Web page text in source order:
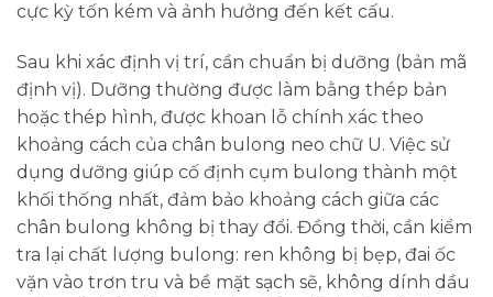
cực kỳ tốn kém và ảnh hưởng đến kết cấu.
Sau khi xác định vị trí, cần chuẩn bị dưỡng (bản mã
định vị). Dưỡng thường được làm bằng thép bản
hoặc thép hình, được khoan lỗ chính xác theo
khoảng cách của chân bulong neo chữ U. Việc sử
dụng dưỡng giúp cố định cụm bulong thành một
khối thống nhất, đảm bảo khoảng cách giữa các
chân bulong không bị thay đổi. Đồng thời, cần kiểm
tra lại chất lượng bulong: ren không bị bẹp, đai ốc
vặn vào trơn tru và bề mặt sạch sẽ, không dính dầu